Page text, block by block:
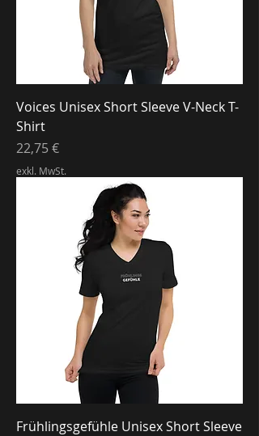
Voices Unisex Short Sleeve V-Neck T-
Shirt
Preis
22,75 €
exkl. MwSt.
Frühlingsgefühle Unisex Short Sleeve